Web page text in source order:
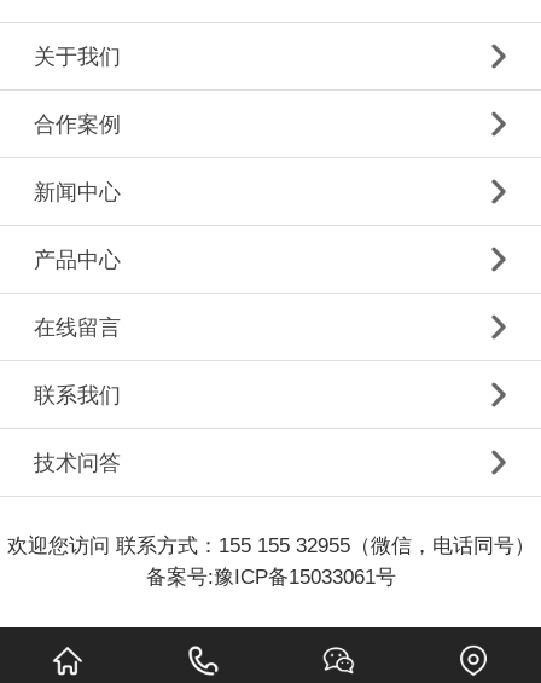
关于我们
合作案例
新闻中心
产品中心
在线留言
联系我们
技术问答
欢迎您访问 联系方式：155 155 32955（微信，电话同号）
备案号:豫ICP备15033061号